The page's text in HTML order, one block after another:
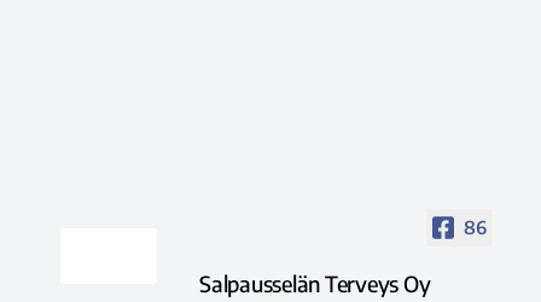
86
Salpausselän Terveys Oy